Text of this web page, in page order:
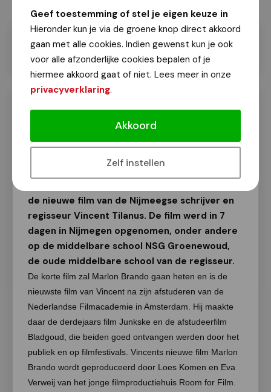
Geef toestemming of stel je eigen keuze in
Hieronder kun je via de groene knop direct akkoord
gaan met alle cookies. Indien gewenst kun je ook
voor alle afzonderlijke cookies bepalen of je
hiermee akkoord gaat of niet. Lees meer in onze
privacyverklaring.
Akkoord
Zelf instellen
Opnames voor film Marlon Brando
Van onze redactie
19 oktober 2019
de nieuwe film van de Nijmeegse schrijver en
regisseur Vincent Tilanus. De film werd in 7
dagen in Nijmegen opgenomen, onder andere
op de middelbare school NSG Groenewoud,
de oude middelbare school van de regisseur.
De korte film zal Marlon Brando gaan heten en is de
nieuwste film van Vincent na zijn afstuderen van de
Nederlandse Filmacademie in Amsterdam. Hij maakte
daar de derdejaars film Junkske en de afstudeerfilm
Bladgoud, die beiden goed ontvangen werden door het
publiek en op filmfestivals. Vincents nieuwe film Marlon
Brando wordt geproduceerd door Loes Komen en Eva
Verweij van het jonge filmproductiehuis Room for Film.